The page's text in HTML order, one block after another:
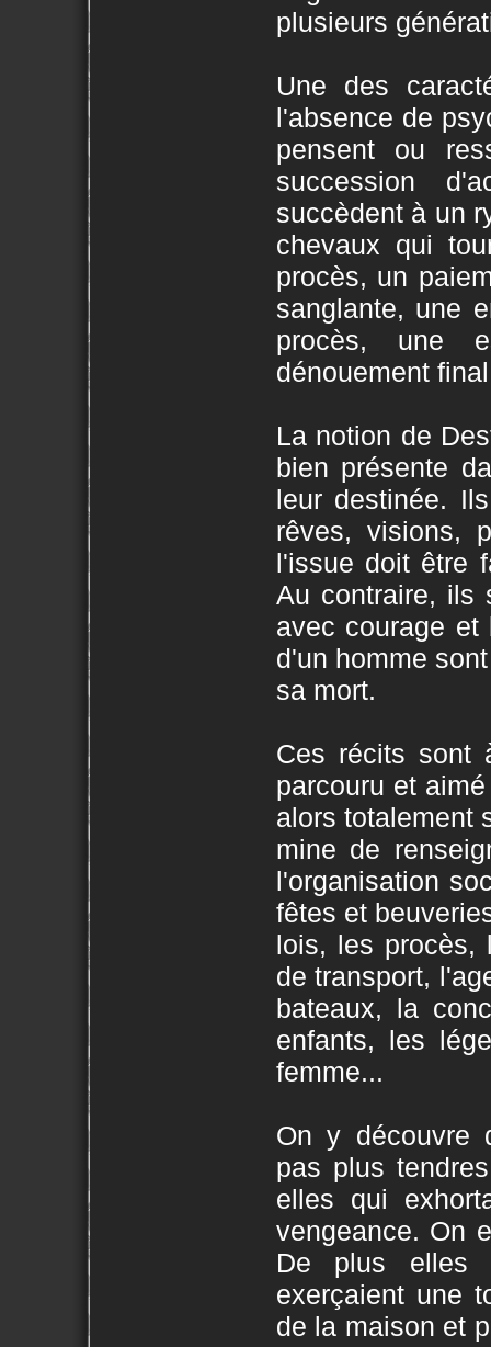
plusieurs
Une des
l'absence de
pensent ou
succession
succèdent à un
chevaux qui
procès, un
sanglante, une
procès, une
dénouement
La notion de
bien présente
leur destinée.
rêves, visions,
l'issue doit être
Au contraire, ils
avec courage et
d'un homme
sa mort.
Ces récits sont
parcouru et
alors totalement
mine de
l'organisation
fêtes et
lois, les procès,
de transport,
bateaux, la
enfants, les
femme...
On y découvre
pas plus
elles qui
vengeance. On
De plus elles
exerçaient une
de la maison et